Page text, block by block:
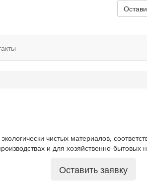
чистых материалов,
и для хозяйственно-бытовых
Оставить заявку